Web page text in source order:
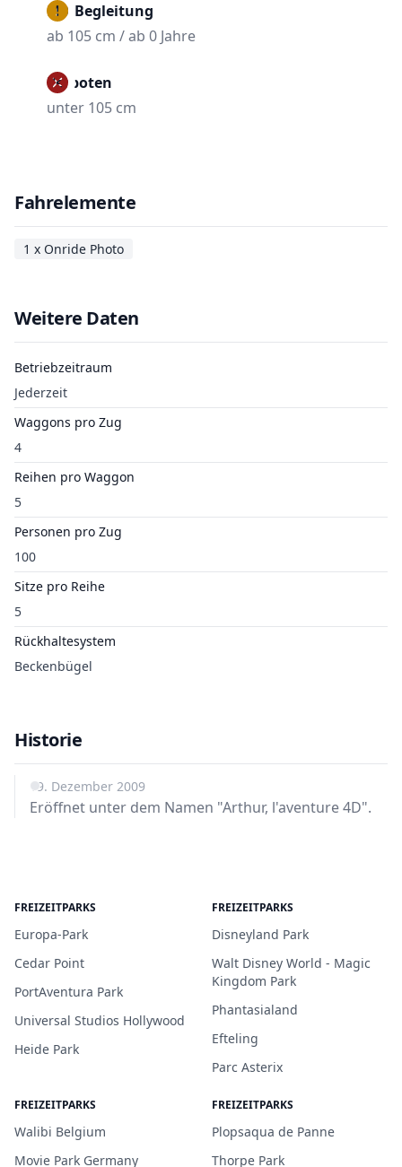
Mit Begleitung
ab 105 cm / ab 0 Jahre
Verboten
unter 105 cm
Fahrelemente
1 x Onride Photo
Weitere Daten
Betriebzeitraum
Jederzeit
Waggons pro Zug
4
Reihen pro Waggon
5
Personen pro Zug
100
Sitze pro Reihe
5
Rückhaltesystem
Beckenbügel
Historie
19. Dezember 2009
Eröffnet unter dem Namen "Arthur, l'aventure 4D".
FREIZEITPARKS
Europa-Park
Cedar Point
PortAventura Park
Universal Studios Hollywood
Heide Park
FREIZEITPARKS
Disneyland Park
Walt Disney World - Magic
Kingdom Park
Phantasialand
Efteling
Parc Asterix
FREIZEITPARKS
Walibi Belgium
Movie Park Germany
FREIZEITPARKS
Plopsaqua de Panne
Thorpe Park